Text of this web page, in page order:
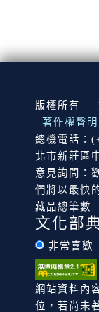
:::
版權所有
著作權聲明
總機電話：
北市新莊區
意見詢問：
們將以最快
藏品總筆數
文化部
非常喜歡
網站資料內
位，若尚未